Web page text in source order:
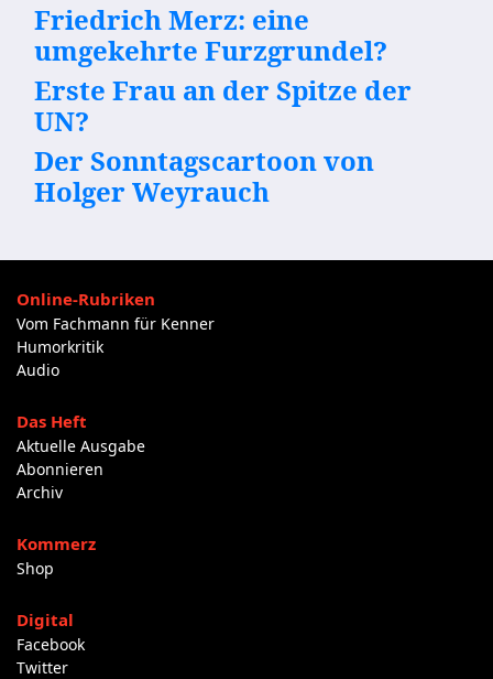
Friedrich Merz: eine
umgekehrte Furzgrundel?
Erste Frau an der Spitze der
UN?
Der Sonntagscartoon von
Holger Weyrauch
Online-Rubriken
Vom Fachmann für Kenner
Humorkritik
Audio
Das Heft
Aktuelle Ausgabe
Abonnieren
Archiv
Kommerz
Shop
Digital
Facebook
Twitter